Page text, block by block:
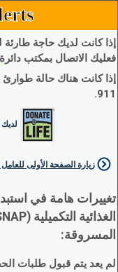
إذا كانت لديك حاجة طارئة
فعليك الاتصال بمكتب دائرة
إذا كانت هناك حالة طوارئ
911.
زيارة الصفحة الأولى
تغييرات هامة في
المسروقة:
لم يعد يتم قبول طلبات